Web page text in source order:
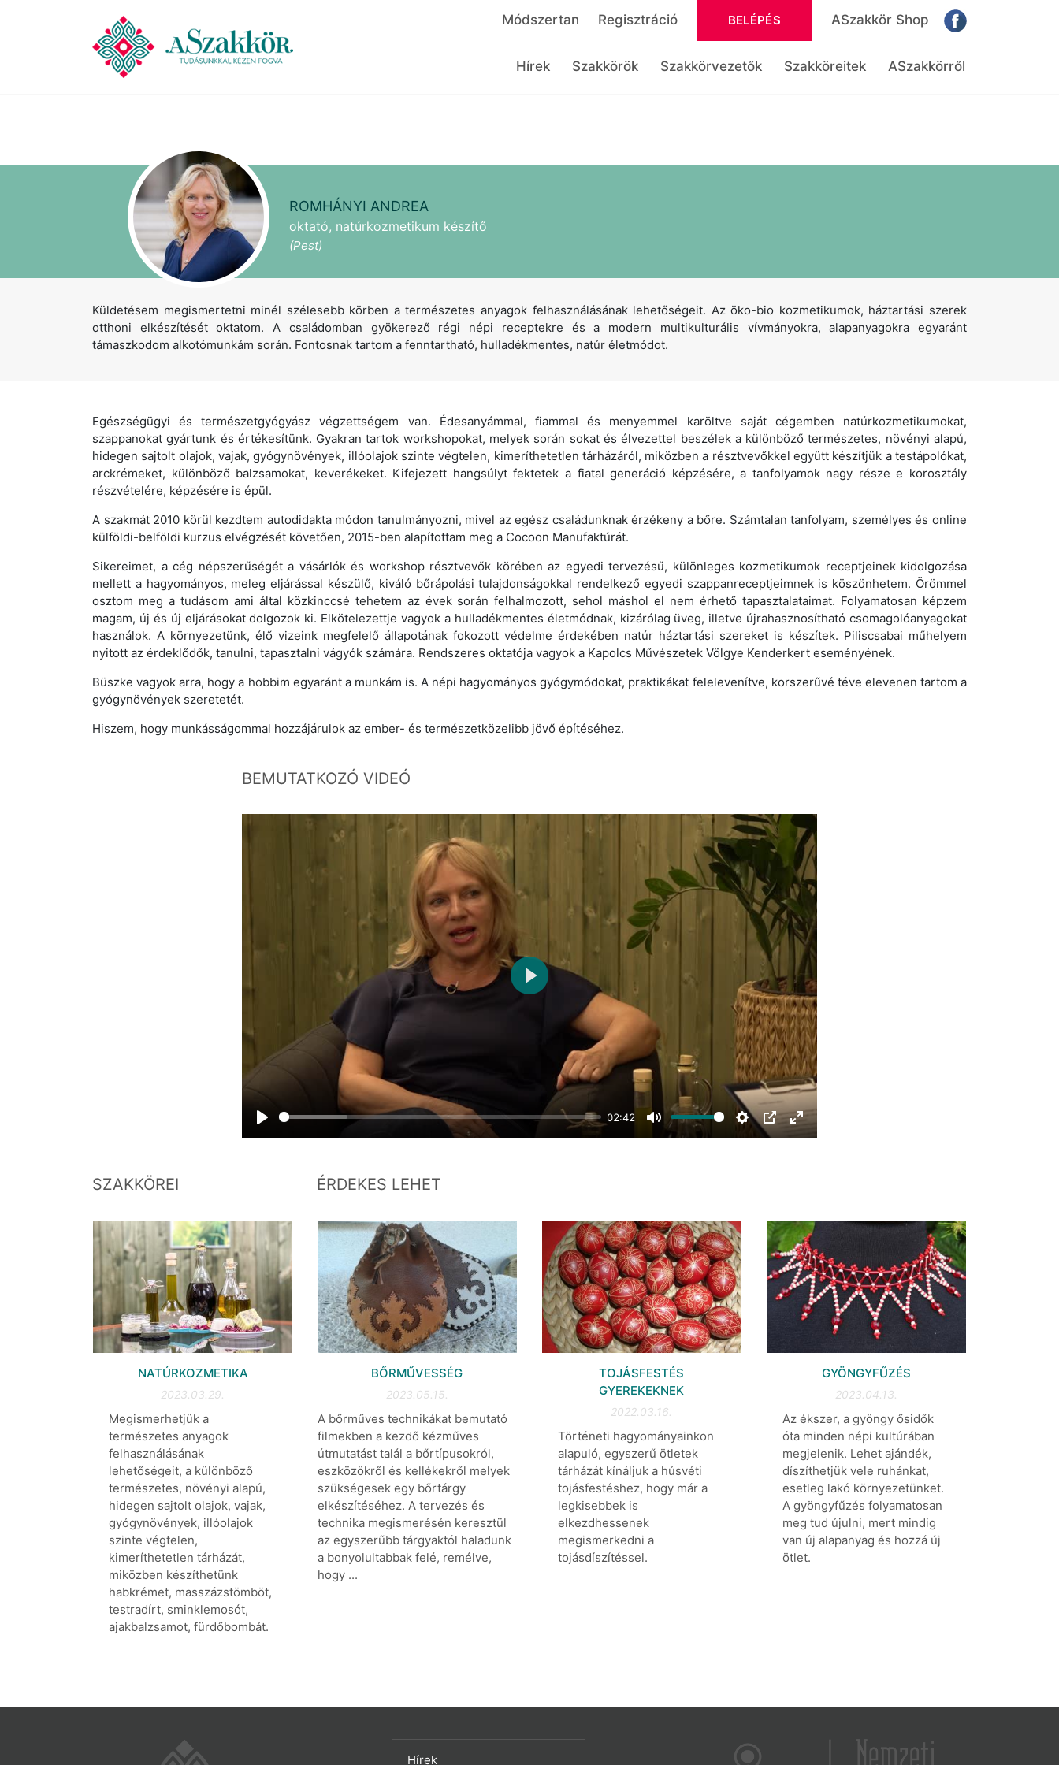
Módszertan Regisztráció BELÉPÉS ASzakkör Shop
Hírek Szakkörök Szakkörvezetők Szakköreitek ASzakkörről
ROMHÁNYI ANDREA
oktató, natúrkozmetikum készítő
(Pest)
Küldetésem megismertetni minél szélesebb körben a természetes anyagok felhasználásának lehetőségeit. Az öko-bio kozmetikumok, háztartási szerek
otthoni elkészítését oktatom. A családomban gyökerező régi népi receptekre és a modern multikulturális vívmányokra, alapanyagokra egyaránt
támaszkodom alkotómunkám során. Fontosnak tartom a fenntartható, hulladékmentes, natúr életmódot.
Egészségügyi és természetgyógyász végzettségem van. Édesanyámmal, fiammal és menyemmel karöltve saját cégemben natúrkozmetikumokat,
szappanokat gyártunk és értékesítünk. Gyakran tartok workshopokat, melyek során sokat és élvezettel beszélek a különböző természetes, növényi alapú,
hidegen sajtolt olajok, vajak, gyógynövények, illóolajok szinte végtelen, kimeríthetetlen tárházáról, miközben a résztvevőkkel együtt készítjük a testápolókat,
arckrémeket, különböző balzsamokat, keverékeket. Kifejezett hangsúlyt fektetek a fiatal generáció képzésére, a tanfolyamok nagy része e korosztály
részvételére, képzésére is épül.
A szakmát 2010 körül kezdtem autodidakta módon tanulmányozni, mivel az egész családunknak érzékeny a bőre. Számtalan tanfolyam, személyes és online
külföldi-belföldi kurzus elvégzését követően, 2015-ben alapítottam meg a Cocoon Manufaktúrát.
Sikereimet, a cég népszerűségét a vásárlók és workshop résztvevők körében az egyedi tervezésű, különleges kozmetikumok receptjeinek kidolgozása
mellett a hagyományos, meleg eljárással készülő, kiváló bőrápolási tulajdonságokkal rendelkező egyedi szappanreceptjeimnek is köszönhetem. Örömmel
osztom meg a tudásom ami által közkinccsé tehetem az évek során felhalmozott, sehol máshol el nem érhető tapasztalataimat. Folyamatosan képzem
magam, új és új eljárásokat dolgozok ki. Elkötelezettje vagyok a hulladékmentes életmódnak, kizárólag üveg, illetve újrahasznosítható csomagolóanyagokat
használok. A környezetünk, élő vizeink megfelelő állapotának fokozott védelme érdekében natúr háztartási szereket is készítek. Piliscsabai műhelyem
nyitott az érdeklődők, tanulni, tapasztalni vágyók számára. Rendszeres oktatója vagyok a Kapolcs Művészetek Völgye Kenderkert eseményének.
Büszke vagyok arra, hogy a hobbim egyaránt a munkám is. A népi hagyományos gyógymódokat, praktikákat felelevenítve, korszerűvé téve elevenen tartom a
gyógynövények szeretetét.
Hiszem, hogy munkásságommal hozzájárulok az ember- és természetközelibb jövő építéséhez.
BEMUTATKOZÓ VIDEÓ
02:42
Mute Settings
PIP Enter
Play
SZAKKÖREI
NATÚRKOZMETIKA
2023.03.29.
Megismerhetjük a
természetes anyagok
felhasználásának
lehetőségeit, a különböző
természetes, növényi alapú,
hidegen sajtolt olajok, vajak,
gyógynövények, illóolajok
szinte végtelen,
kimeríthetetlen tárházát,
miközben készíthetünk
habkrémet, masszázstömböt,
testradírt, sminklemosót,
ajakbalzsamot, fürdőbombát.
ÉRDEKES LEHET
BŐRMŰVESSÉG
2023.05.15.
A bőrműves technikákat bemutató
filmekben a kezdő kézműves
útmutatást talál a bőrtípusokról,
eszközökről és kellékekről melyek
szükségesek egy bőrtárgy
elkészítéséhez. A tervezés és
technika megismerésén keresztül
az egyszerűbb tárgyaktól haladunk
a bonyolultabbak felé, remélve,
hogy ...
TOJÁSFESTÉS
GYEREKEKNEK
2022.03.16.
Történeti hagyományainkon
alapuló, egyszerű ötletek
tárházát kínáljuk a húsvéti
tojásfestéshez, hogy már a
legkisebbek is
elkezdhessenek
megismerkedni a
tojásdíszítéssel.
GYÖNGYFŰZÉS
2023.04.13.
Az ékszer, a gyöngy ősidők
óta minden népi kultúrában
megjelenik. Lehet ajándék,
díszíthetjük vele ruhánkat,
esetleg lakó környezetünket.
A gyöngyfűzés folyamatosan
meg tud újulni, mert mindig
van új alapanyag és hozzá új
ötlet.
Hírek